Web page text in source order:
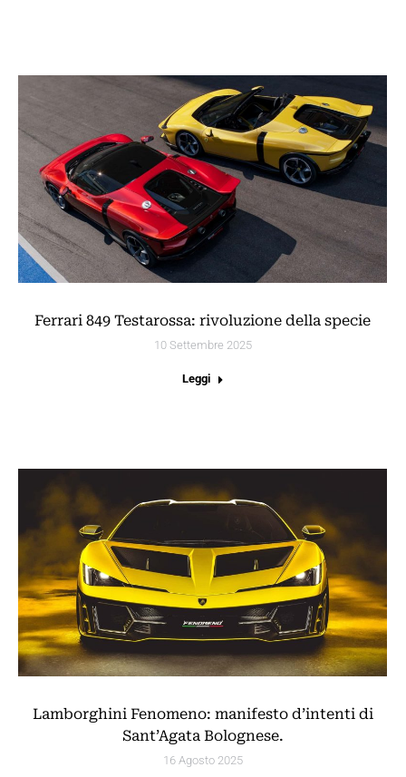
Ferrari 849 Testarossa: rivoluzione della specie
10 Settembre 2025
Leggi
Lamborghini Fenomeno: manifesto d’intenti di
Sant’Agata Bolognese.
16 Agosto 2025